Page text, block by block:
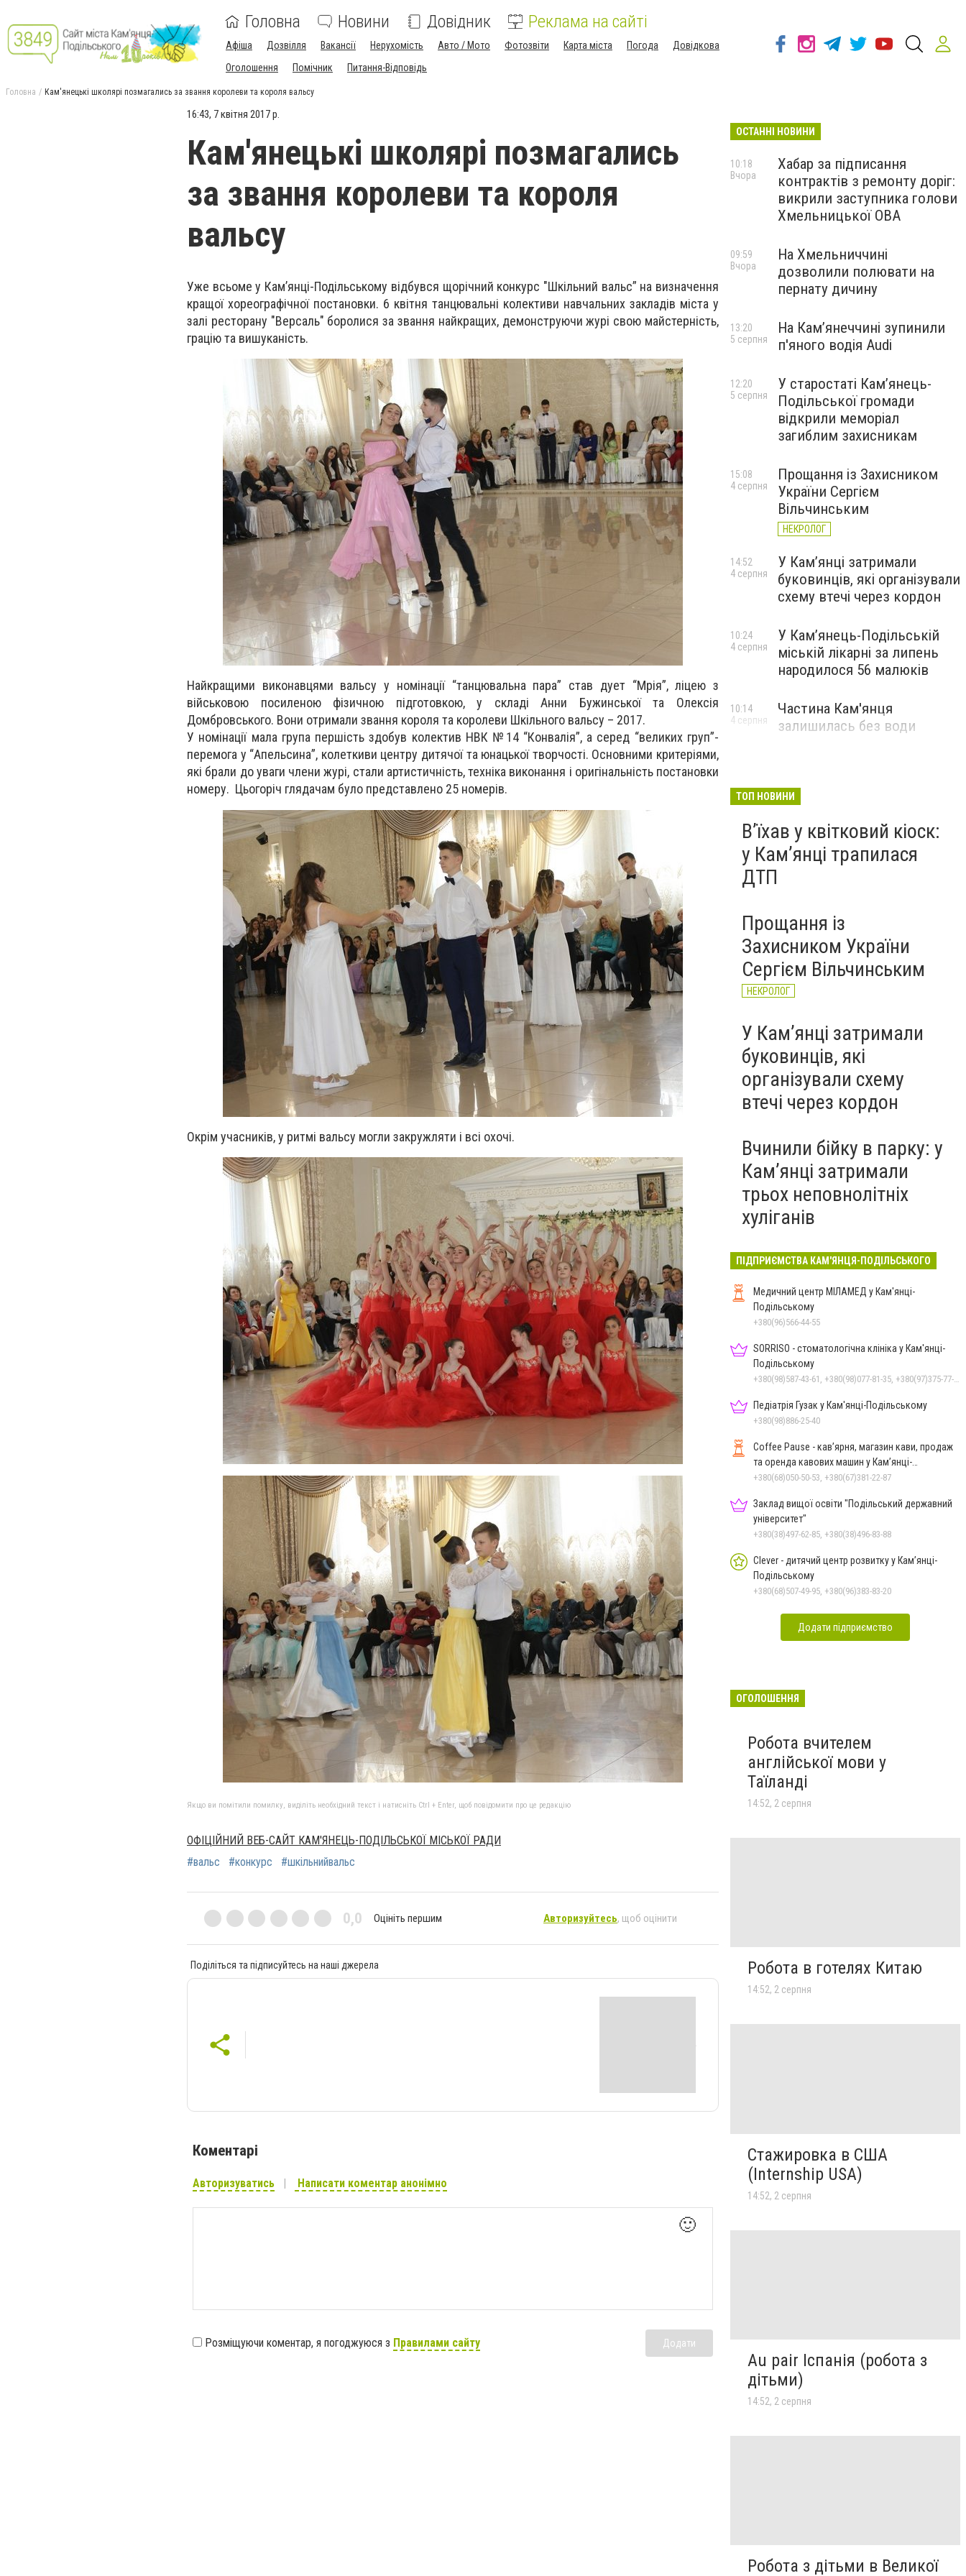
Головна Новини Довідник Реклама на сайті
Афіша Дозвілля Вакансії Нерухомість Авто / Мото Фотозвіти Карта міста Погода
Довідкова
Оголошення
Помічник Питання-Відповідь
Головна Кам'янецькі школярі позмагались за звання королеви та короля вальсу
16:43, 7 квітня 2017 р.
Кам'янецькі школярі позмагались
за звання королеви та короля
вальсу
Уже всьоме у Кам’янці-Подільському відбувся щорічний конкурс "Шкільний вальс” на визначення
кращої хореографічної постановки. 6 квітня танцювальні колективи навчальних закладів міста у
залі ресторану "Версаль" боролися за звання найкращих, демонструючи журі свою майстерність,
грацію та вишуканість.
Найкращими виконавцями вальсу у номінації “танцювальна пара” став дует “Мрія”, ліцею з
військовою посиленою фізичною підготовкою, у складі Анни Бужинської та Олексія
Домбровського. Вони отримали звання короля та королеви Шкільного вальсу – 2017.
У номінації мала група першість здобув колектив НВК №14 “Конвалія”, а серед “великих груп”-
перемога у “Апельсина”, колеткиви центру дитячої та юнацької творчості. Основними критеріями,
які брали до уваги члени журі, стали артистичність, техніка виконання і оригінальність постановки
номеру. Цьогоріч глядачам було представлено 25 номерів.
Окрім учасників, у ритмі вальсу могли закружляти і всі охочі.
Якщо ви помітили помилку, виділіть необхідний текст і натисніть Ctrl + Enter, щоб повідомити про це редакцію
ОФІЦІЙНИЙ ВЕБ-САЙТ КАМ'ЯНЕЦЬ-ПОДІЛЬСЬКОЇ МІСЬКОЇ РАДИ
#вальс
#конкурс #шкільнийвальс
0,0 Оцініть першим Авторизуйтесь, щоб оцінити
Поділіться та підписуйтесь на наші джерела
Коментарі
Авторизуватись Написати коментар анонімно
🙂
Розміщуючи коментар, я погоджуюся з Правилами сайту Додати
ОСТАННІ НОВИНИ
Хабар за підписання
контрактів з ремонту доріг:
викрили заступника голови
Хмельницької ОВА
10:18
Вчора
На Хмельниччині
дозволили полювати на
пернату дичину
09:59
Вчора
На Камʼянеччині зупинили
п'яного водія Audi
13:20
5 серпня
У старостаті Кам’янець-
Подільської громади
відкрили меморіал
загиблим захисникам
12:20
5 серпня
Прощання із Захисником
України Сергієм
Вільчинським
НЕКРОЛОГ
15:08
4 серпня
У Кам’янці затримали
буковинців, які організували
схему втечі через кордон
14:52
4 серпня
У Кам’янець-Подільській
міській лікарні за липень
народилося 56 малюків
10:24
4 серпня
Частина Кам'янця
залишилась без води
10:14
4 серпня
ТОП НОВИНИ
Вʼїхав у квітковий кіоск:
у Камʼянці трапилася
ДТП
Прощання із
Захисником України
Сергієм Вільчинським
НЕКРОЛОГ
У Кам’янці затримали
буковинців, які
організували схему
втечі через кордон
Вчинили бійку в парку: у
Кам’янці затримали
трьох неповнолітніх
хуліганів
ПІДПРИЄМСТВА КАМ'ЯНЦЯ-ПОДІЛЬСЬКОГО
Медичний центр МІЛАМЕД у Кам'янці-
Подільському
+380(96)566-44-55
SORRISO - стоматологічна клініка у Кам'янці-
Подільському
+380(98)587-43-61, +380(98)077-81-35, +380(97)375-77-72, +380(97)982-31-07
Педіатрія Гузак у Кам'янці-Подільському
+380(98)886-25-40
Coffee Pause - кав’ярня, магазин кави, продаж
та оренда кавових машин у Кам’янці-
Подільському
+380(68)050-50-53, +380(67)381-22-87
Заклад вищої освіти "Подільський державний
університет"
+380(38)497-62-85, +380(38)496-83-88
Clever - дитячий центр розвитку у Кам’янці-
Подільському
+380(68)507-49-95, +380(96)383-83-20
Додати підприємство
ОГОЛОШЕННЯ
Робота вчителем
англійської мови у
Таїланді
14:52, 2 серпня
Робота в готелях Китаю
14:52, 2 серпня
Стажировка в США
(Internship USA)
14:52, 2 серпня
Au pair Іспанія (робота з
дітьми)
14:52, 2 серпня
Робота з дітьми в Великої